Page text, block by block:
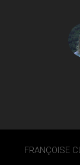
FRANÇOISE